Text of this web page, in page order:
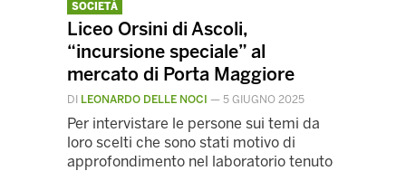
SOCIETÀ
Liceo Orsini di Ascoli,
“incursione speciale” al
mercato di Porta Maggiore
DI LEONARDO DELLE NOCI — 5 GIUGNO 2025
Per intervistare le persone sui temi da
loro scelti che sono stati motivo di
approfondimento nel laboratorio tenuto